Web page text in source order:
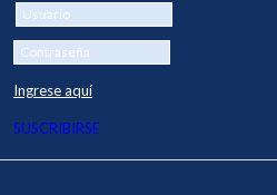
Ingrese aquí
SUSCRIBIRSE